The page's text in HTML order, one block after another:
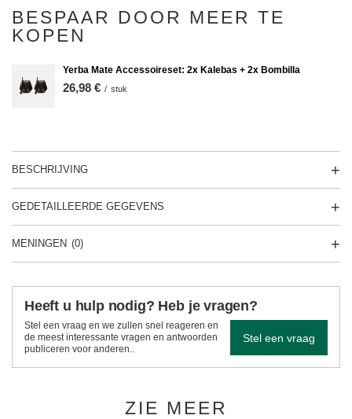
BESPAAR DOOR MEER TE
KOPEN
Yerba Mate Accessoireset: 2x Kalebas + 2x Bombilla
26,98 € / stuk
BESCHRIJVING
GEDETAILLEERDE GEGEVENS
MENINGEN (0)
Heeft u hulp nodig? Heb je vragen?
Stel een vraag en we zullen snel reageren en
de meest interessante vragen en antwoorden
publiceren voor anderen..
Stel een vraag
ZIE MEER